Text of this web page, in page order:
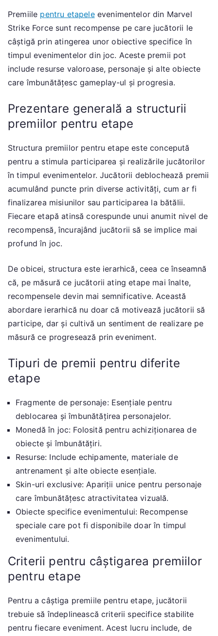
Premiile pentru etapeleevenimentelor din Marvel
Strike Force sunt recompense pe care jucătorii le
câștigă prin atingerea unor obiective specifice în
timpul evenimentelor din joc. Aceste premii pot
include resurse valoroase, personaje și alte obiecte
care îmbunătățesc gameplay-ul și progresia.
Prezentare generală a structurii
premiilor pentru etape
Structura premiilor pentru etape este concepută
pentru a stimula participarea și realizările jucătorilor
în timpul evenimentelor. Jucătorii deblochează premii
acumulând puncte prin diverse activități, cum ar fi
finalizarea misiunilor sau participarea la bătălii.
Fiecare etapă atinsă corespunde unui anumit nivel de
recompensă, încurajând jucătorii să se implice mai
profund în joc.
De obicei, structura este ierarhică, ceea ce înseamnă
că, pe măsură ce jucătorii ating etape mai înalte,
recompensele devin mai semnificative. Această
abordare ierarhică nu doar că motivează jucătorii să
participe, dar și cultivă un sentiment de realizare pe
măsură ce progresează prin eveniment.
Tipuri de premii pentru diferite
etape
Fragmente de personaje: Esențiale pentru
deblocarea și îmbunătățirea personajelor.
Monedă în joc: Folosită pentru achiziționarea de
obiecte și îmbunătățiri.
Resurse: Include echipamente, materiale de
antrenament și alte obiecte esențiale.
Skin-uri exclusive: Apariții unice pentru personaje
care îmbunătățesc atractivitatea vizuală.
Obiecte specifice evenimentului: Recompense
speciale care pot fi disponibile doar în timpul
evenimentului.
Criterii pentru câștigarea premiilor
pentru etape
Pentru a câștiga premiile pentru etape, jucătorii
trebuie să îndeplinească criterii specifice stabilite
pentru fiecare eveniment. Acest lucru include, de